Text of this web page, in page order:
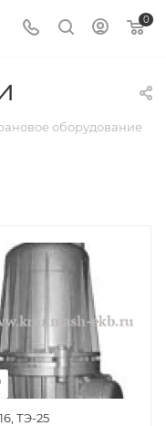
0
оборудование
ТЭ-25